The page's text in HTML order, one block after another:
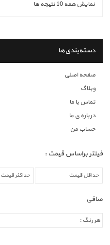
نمایش همه 10 نتیجه ها
دسته‌بندی‌ها
صفحه اصلی
وبلاگ
تماس با ما
درباره ی ما
حساب من
فیلتر براساس قیمت :
صافی